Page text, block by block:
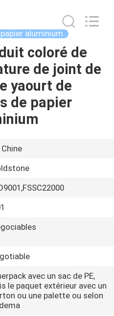
aluminium
coloré de
de joint de
yaourt de
de papier
Chine
avec un sac de PE,
le paquet extérieur avec un
ou une palette ou selon